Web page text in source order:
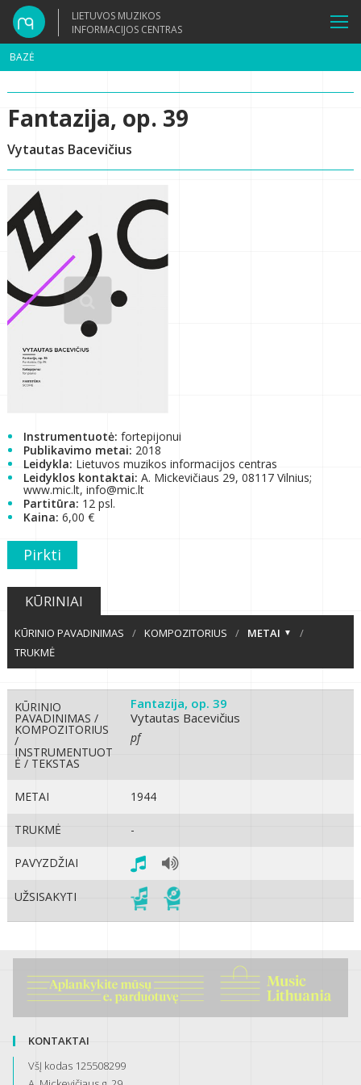
LIETUVOS MUZIKOS
INFORMACIJOS CENTRAS
BAZĖ
Fantazija, op. 39
Vytautas Bacevičius
Instrumentuotė: fortepijonui
Publikavimo metai: 2018
Leidykla: Lietuvos muzikos informacijos centras
Leidyklos kontaktai: A. Mickevičiaus 29, 08117 Vilnius;
www.mic.lt, info@mic.lt
Partitūra: 12 psl.
Kaina: 6,00 €
Pirkti
KŪRINIAI
KŪRINIO PAVADINIMAS / KOMPOZITORIUS / METAI
/
TRUKMĖ
KŪRINIO
PAVADINIMAS /
KOMPOZITORIUS
/
INSTRUMENTUOT
Ė / TEKSTAS
Fantazija, op. 39
Vytautas Bacevičius
pf
METAI 1944
TRUKMĖ -
PAVYZDŽIAI
UŽSISAKYTI
KONTAKTAI
VšĮ kodas 125508299